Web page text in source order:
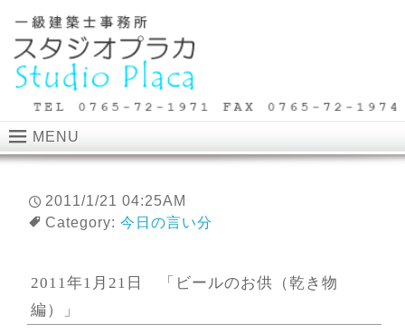
MENU
2011/1/21 04:25AM
Category: 今日の言い分
2011年1月21日 「ビールのお供（乾き物
編）」